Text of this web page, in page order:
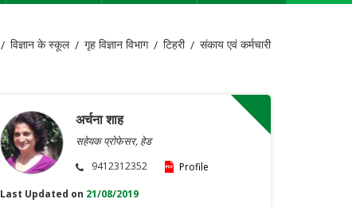
विज्ञान के स्कूल गृह विज्ञान विभाग टिहरी संकाय एवं कर्मचारी
अर्चना शाह
सहेयक प्रोफेसर, हेड
9412312352
Profile
Last Updated on 21/08/2019